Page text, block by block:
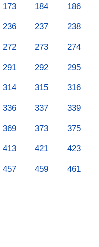
173 184 186
236 237 238
272 273 274
291 292 295
314 315 316
336 337 339
369 373 375
413 421 423
457 459 461